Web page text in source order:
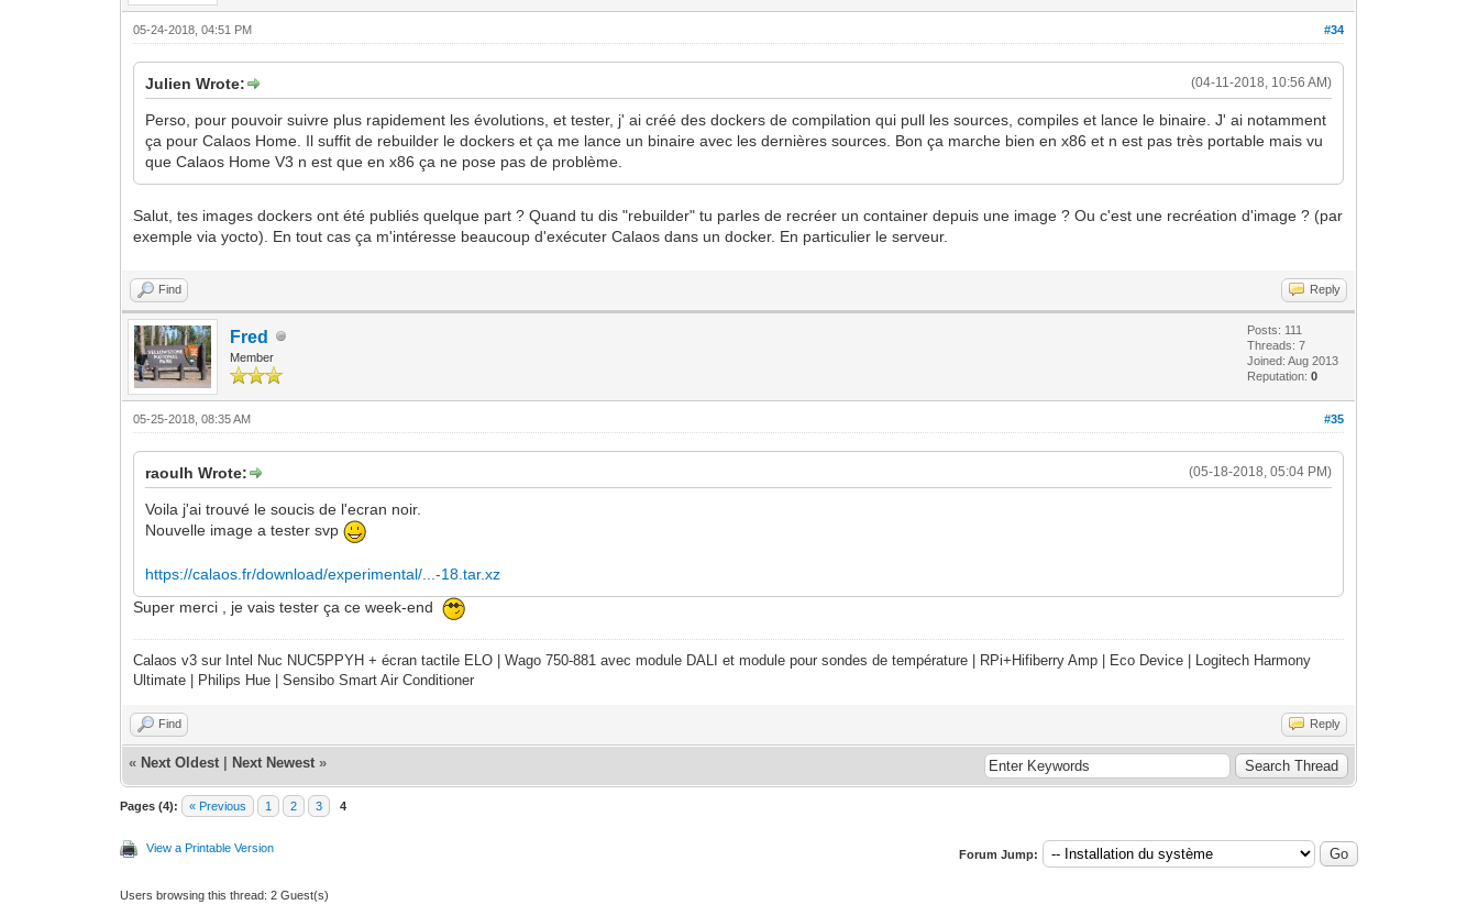
#34
05-24-2018, 04:51 PM
(04-11-2018, 10:56 AM)
Julien Wrote:
Perso, pour pouvoir suivre plus rapidement les évolutions, et tester, j' ai créé des dockers de compilation qui pull les sources, compiles et lance le binaire. J' ai notamment
ça pour Calaos Home. Il suffit de rebuilder le dockers et ça me lance un binaire avec les dernières sources. Bon ça marche bien en x86 et n est pas très portable mais vu
que Calaos Home V3 n est que en x86 ça ne pose pas de problème.
Salut, tes images dockers ont été publiés quelque part ? Quand tu dis "rebuilder" tu parles de recréer un container depuis une image ? Ou c'est une recréation d'image ? (par
exemple via yocto). En tout cas ça m'intéresse beaucoup d'exécuter Calaos dans un docker. En particulier le serveur.
Find Reply
Fred
Member
Posts: 111
Threads: 7
Joined: Aug 2013
Reputation:0
#35
05-25-2018, 08:35 AM
(05-18-2018, 05:04 PM)
raoulh Wrote:
Voila j'ai trouvé le soucis de l'ecran noir.
Nouvelle image a tester svp
https://calaos.fr/download/experimental/...-18.tar.xz
Super merci , je vais tester ça ce week-end
Calaos v3 sur Intel Nuc NUC5PPYH + écran tactile ELO | Wago 750-881 avec module DALI et module pour sondes de température | RPi+Hifiberry Amp | Eco Device | Logitech Harmony
Ultimate | Philips Hue | Sensibo Smart Air Conditioner
Find Reply
« Next Oldest Next Newest »
Pages (4): « Previous 1 2 3 4
View a Printable Version Forum Jump:
Users browsing this thread: 2 Guest(s)